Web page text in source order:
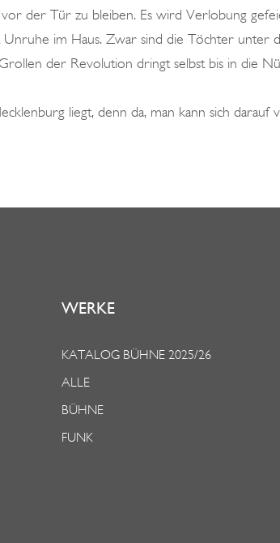
der Tür zu bleiben. Es wird Verlobung
im Haus. Zwar sind die Töchter unter
der Revolution dringt selbst bis in die
liegt, denn da, man kann sich darauf
WERKE
KATALOG BÜHNE 2025/26
ALLE
BÜHNE
FUNK